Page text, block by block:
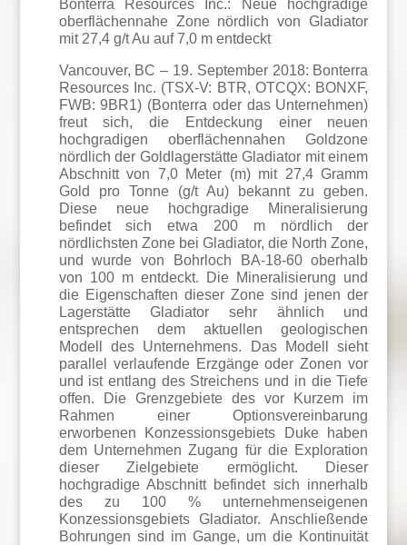
Bonterra Resources Inc.: Neue hochgradige
oberflächennahe Zone nördlich von Gladiator
mit 27,4 g/t Au auf 7,0 m entdeckt
Vancouver, BC – 19. September 2018: Bonterra
Resources Inc. (TSX-V: BTR, OTCQX: BONXF,
FWB: 9BR1) (Bonterra oder das Unternehmen)
freut sich, die Entdeckung einer neuen
hochgradigen oberflächennahen Goldzone
nördlich der Goldlagerstätte Gladiator mit einem
Abschnitt von 7,0 Meter (m) mit 27,4 Gramm
Gold pro Tonne (g/t Au) bekannt zu geben.
Diese neue hochgradige Mineralisierung
befindet sich etwa 200 m nördlich der
nördlichsten Zone bei Gladiator, die North Zone,
und wurde von Bohrloch BA-18-60 oberhalb
von 100 m entdeckt. Die Mineralisierung und
die Eigenschaften dieser Zone sind jenen der
Lagerstätte Gladiator sehr ähnlich und
entsprechen dem aktuellen geologischen
Modell des Unternehmens. Das Modell sieht
parallel verlaufende Erzgänge oder Zonen vor
und ist entlang des Streichens und in die Tiefe
offen. Die Grenzgebiete des vor Kurzem im
Rahmen einer Optionsvereinbarung
erworbenen Konzessionsgebiets Duke haben
dem Unternehmen Zugang für die Exploration
dieser Zielgebiete ermöglicht. Dieser
hochgradige Abschnitt befindet sich innerhalb
des zu 100 % unternehmenseigenen
Konzessionsgebiets Gladiator. Anschließende
Bohrungen sind im Gange, um die Kontinuität